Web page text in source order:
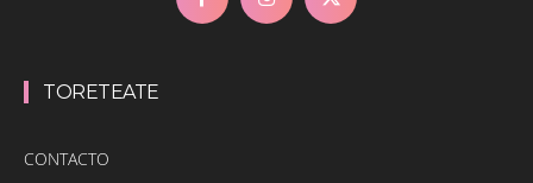
TORETEATE
CONTACTO